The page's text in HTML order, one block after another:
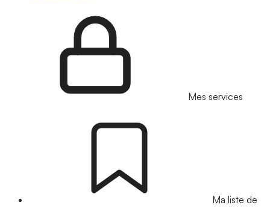
Mes services
Ma liste de